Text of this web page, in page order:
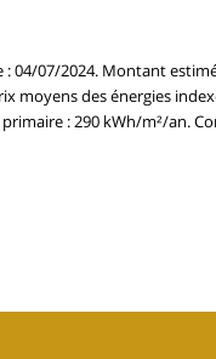
04/07/2024. Montant
moyens des énergies
: 290 kWh/m²/an.